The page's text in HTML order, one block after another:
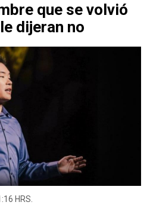
que se volvió
dijeran no
HRS.